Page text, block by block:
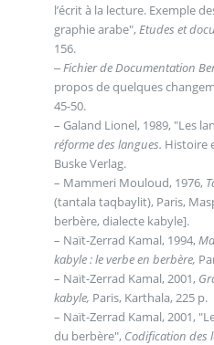
l’écrit à la lecture. Exemple
graphie arabe", Etudes et
156.
‒Fichier de Documentation
propos de quelques
45-50.
– Galand Lionel, 1989,
réforme des langues. His­toire
Buske Verlag.
– Mammeri Mouloud, 1976,
(tantala taqbaylit), Paris,
berbère, dialecte kabyle].
– Naït-Zerrad Kamal, 1994,
kabyle : le verbe en berbère,
– Naït-Zerrad Kamal, 2001,
kabyle, Paris, Karthala, 225 p.
– Naït-Zerrad Kamal, 2001, "Les systèmes de notation
du berbère", Codification des